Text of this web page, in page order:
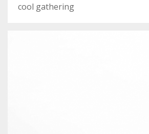
cool gathering